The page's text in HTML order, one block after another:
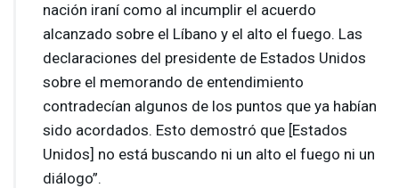
nación iraní como al incumplir el acuerdo
alcanzado sobre el Líbano y el alto el fuego. Las
declaraciones del presidente de Estados Unidos
sobre el memorando de entendimiento
contradecían algunos de los puntos que ya habían
sido acordados. Esto demostró que [Estados
Unidos] no está buscando ni un alto el fuego ni un
diálogo”.